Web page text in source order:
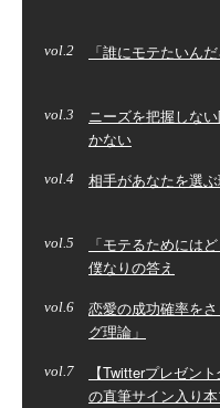
2 「誰にモテたいん
3
ニーズを把握しな
かない
4 相手があなたを選
5
「モテるためには
僕なりの答え
6
恋愛の成功確率を
グ理論」
7
【Twitterプレゼン
の直筆サイン入り本